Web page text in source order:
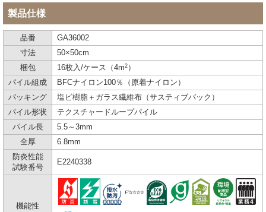
製品仕様
品番
GA36002
寸法
50×50cm
梱包
16枚入/ケース（4m2 ）
パイル組成
BFCナイロン100％（原着ナイロン）
バッキング
塩ビ樹脂＋ガラス繊維布（サスティブバック）
パイル形状
テクスチャードループパイル
パイル長
5.5～3mm
全厚
6.8mm
防炎性能
試験番号
E2240338
機能性